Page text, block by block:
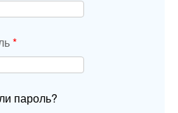
*
пароль?